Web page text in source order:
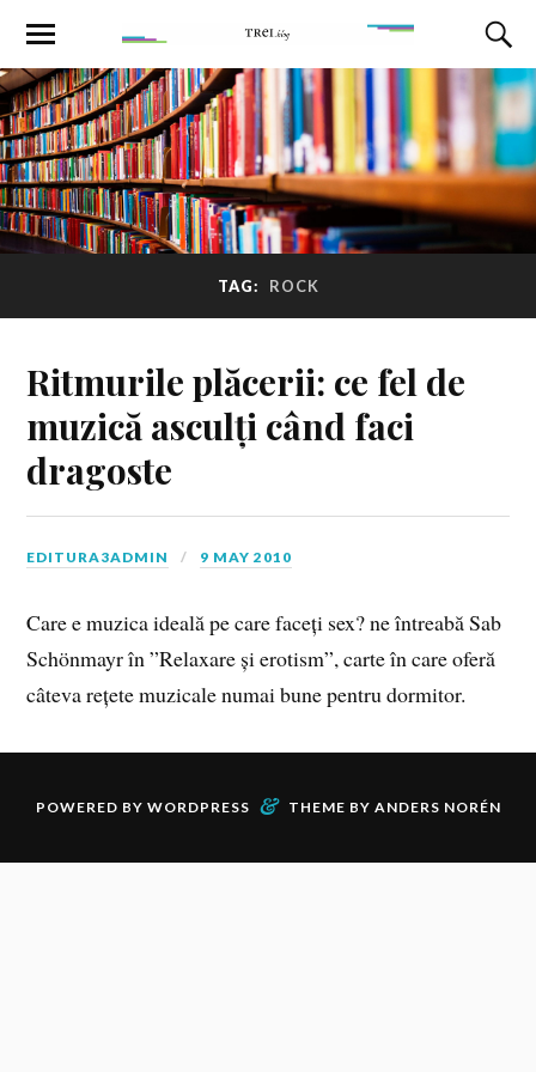
TAG: ROCK
Ritmurile plăcerii: ce fel de
muzică asculți când faci
dragoste
EDITURA3ADMIN 9 MAY 2010
Care e muzica ideală pe care faceți sex? ne întreabă Sab
Schönmayr în ”Relaxare și erotism”, carte în care oferă
câteva rețete muzicale numai bune pentru dormitor.
POWERED BY WORDPRESS & THEME BY ANDERS NORÉN